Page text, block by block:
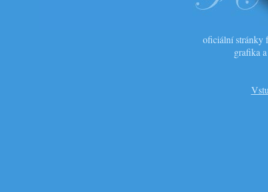
oficiální stránky
grafika